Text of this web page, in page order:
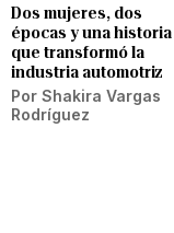
Dos mujeres, dos
épocas y una historia
que transformó la
industria automotriz
Por Shakira Vargas
Rodríguez